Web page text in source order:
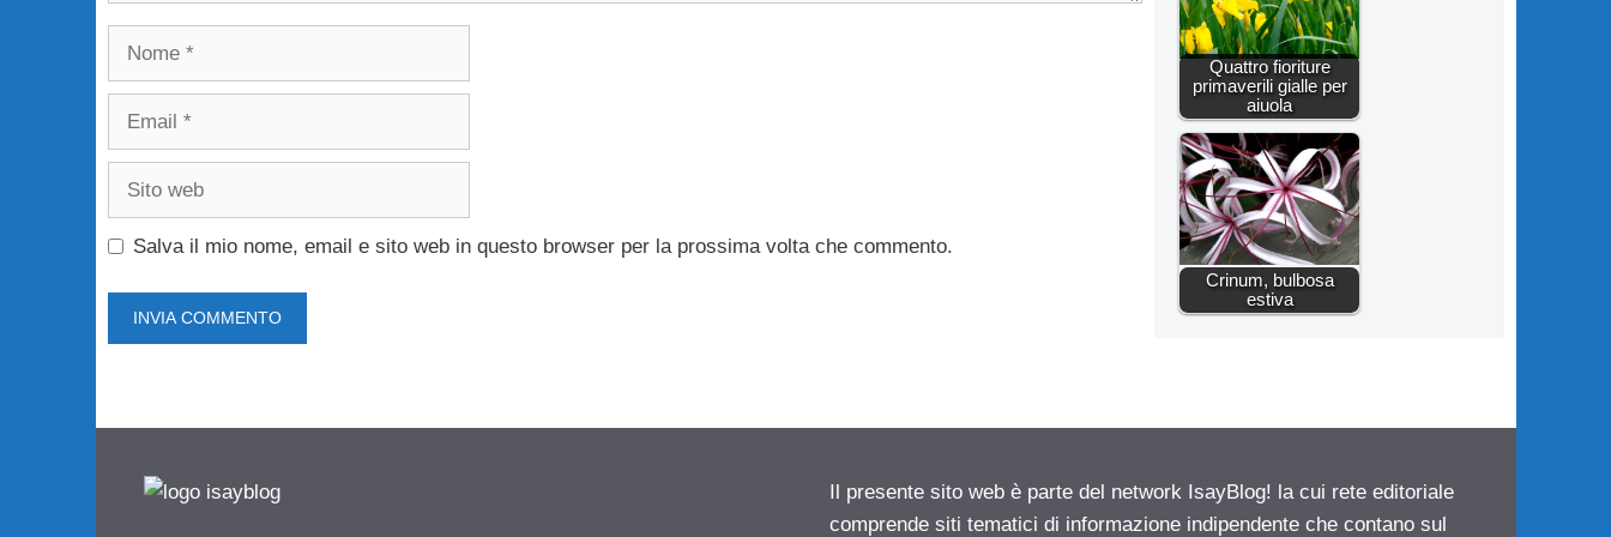
Nome
Email
Sito
Salva il mio nome, email e sito web in questo browser per la prossima volta che commento.
Quattro fioriture
primaverili gialle per
aiuola
Crinum, bulbosa
estiva
Il presente sito web è parte del network IsayBlog! la cui rete editoriale
comprende siti tematici di informazione indipendente che contano sul